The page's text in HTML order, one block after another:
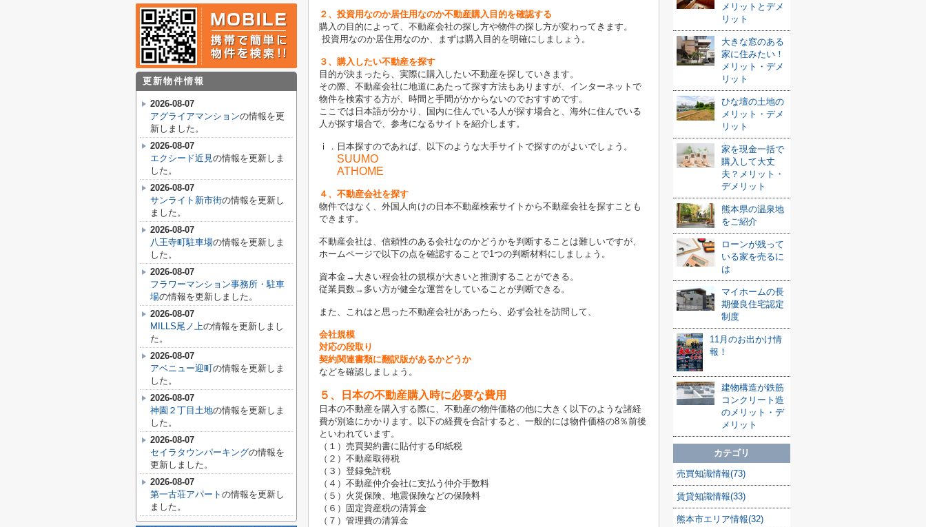
２、投資用なのか居住用なのか不動産購入目的を確認する
購入の目的によって、不動産会社の探し方や物件の探し方が変わってきます。
投資用なのか居住用なのか、まずは購入目的を明確にしましょう。
３、購入したい不動産を探す
目的が決まったら、実際に購入したい不動産を探していきます。
その際、不動産会社に地道にあたって探す方法もありますが、インターネットで
物件を検索する方が、時間と手間がかからないのでおすすめです。
ここでは日本語が分かり、国内に住んでいる人が探す場合と、海外に住んでいる
人が探す場合で、参考になるサイトを紹介します。
ⅰ．日本探すのであれば、以下のような大手サイトで探すのがよいでしょう。
SUUMO
ATHOME
４、不動産会社を探す
物件ではなく、外国人向けの日本不動産検索サイトから不動産会社を探すことも
できます。
不動産会社は、信頼性のある会社なのかどうかを判断することは難しいですが、
ホームページで以下の点を確認することで1つの判断材料にしましょう。
資本金→大きい程会社の規模が大きいと推測することができる。
従業員数→多い方が健全な運営をしていることが判断できる。
また、これはと思った不動産会社があったら、必ず会社を訪問して、
会社規模
対応の段取り
契約関連書類に翻訳版があるかどうか
などを確認しましょう。
５、日本の不動産購入時に必要な費用
日本の不動産を購入する際に、不動産の物件価格の他に大きく以下のような諸経
費が別途にかかります。以下の経費を合計すると、一般的には物件価格の8％前後
といわれています。
（１）売買契約書に貼付する印紙税
（２）不動産取得税
（３）登録免許税
（４）不動産仲介会社に支払う仲介手数料
（５）火災保険、地震保険などの保険料
（６）固定資産税の清算金
（７）管理費の清算金
メリットとデメ
リット
大きな窓のある
家に住みたい！
メリット・デメ
リット
ひな壇の土地の
メリット・デメ
リット
家を現金一括で
購入して大丈
夫？メリット・
デメリット
熊本県の温泉地
をご紹介
ローンが残って
いる家を売るに
は
マイホームの長
期優良住宅認定
制度
11月のお出かけ情
報！
建物構造が鉄筋
コンクリート造
のメリット・デ
メリット
カテゴリ
売買知識情報(73)
賃貸知識情報(33)
熊本市エリア情報(32)
更新物件情報
2026-08-07
アグライアマンションの情報を更
新しました。
2026-08-07
エクシード近見 の情報を更新しま
した。
2026-08-07
サンライト新市街の情報を更新し
ました。
2026-08-07
八王寺町駐車場の情報を更新しま
した。
2026-08-07
フラワーマンション事務所・駐車
場の情報を更新しました。
2026-08-07
MILLS尾ノ上の情報を更新しまし
た。
2026-08-07
アベニュー迎町の情報を更新しま
した。
2026-08-07
神園２丁目土地の情報を更新しま
した。
2026-08-07
セイラタウンパーキングの情報を
更新しました。
2026-08-07
第一古荘アパート の情報を更新し
ました。